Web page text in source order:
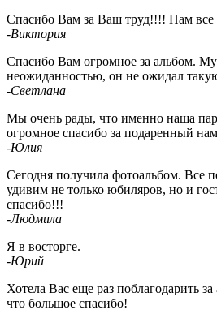
Спасибо Вам за Ваш труд!!!! Нам все
-Виктория
Спасибо Вам огромное за альбом.
неожиданностью, он не ожидал
-Светлана
Мы очень рады, что именно наша
огромное спасибо за подаренный
-Юлия
Сегодня получила фотоальбом. Все
удивим не только юбиляров, но и
спасибо!!!
-Людмила
Я в восторге.
-Юрий
Хотела Вас еще раз поблагодарить
что большое спасибо!